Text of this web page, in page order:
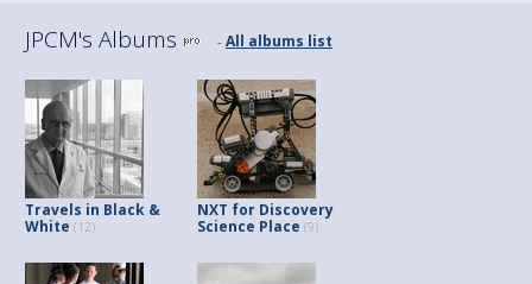
JPCM's Albums -All albums list
Travels in Black &
White (12)
NXT for Discovery
Science Place (9)